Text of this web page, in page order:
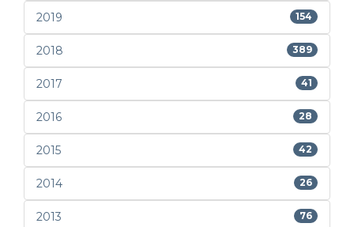
2019 154
2018 389
2017 41
2016 28
2015 42
2014 26
2013 76